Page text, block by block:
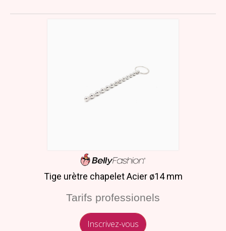
Tige urètre chapelet Acier ø14 mm
Tarifs professionels
Inscrivez-vous